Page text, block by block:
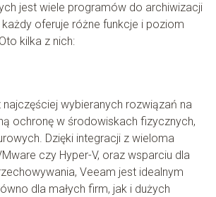
jest wiele programów do archiwizacji
oferuje różne funkcje i poziom
kilka z nich:
wybieranych rozwiązań na
ochronę w środowiskach fizycznych,
Dzięki integracji z wieloma
czy Hyper-V, oraz wsparciu dla
Veeam jest idealnym
dla małych firm, jak i dużych